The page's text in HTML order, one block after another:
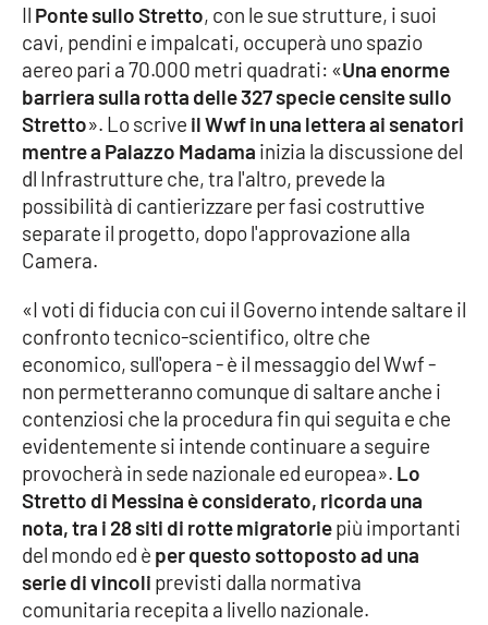
Editoriali
VIDEO
Ambiente
Cronaca
Cultura
Economia e Lavoro
Politica
Sanità
Società
Sport
RUBRICHE
Il Ponte sullo Stretto, con le sue strutture, i suoi
cavi, pendini e impalcati, occuperà uno spazio
aereo pari a 70.000 metri quadrati: «Una enorme
barriera sulla rotta delle 327 specie censite sullo
Stretto». Lo scrive il Wwf in una lettera ai senatori
mentre a Palazzo Madama inizia la discussione del
dl Infrastrutture che, tra l'altro, prevede la
possibilità di cantierizzare per fasi costruttive
separate il progetto, dopo l'approvazione alla
Camera.
«I voti di fiducia con cui il Governo intende saltare il
confronto tecnico-scientifico, oltre che
economico, sull'opera - è il messaggio del Wwf -
non permetteranno comunque di saltare anche i
contenziosi che la procedura fin qui seguita e che
evidentemente si intende continuare a seguire
provocherà in sede nazionale ed europea». Lo
Stretto di Messina è considerato, ricorda una
nota, tra i 28 siti di rotte migratoriepiù importanti
del mondo ed è per questo sottoposto ad una
serie di vincoli previsti dalla normativa
comunitaria recepita a livello nazionale.